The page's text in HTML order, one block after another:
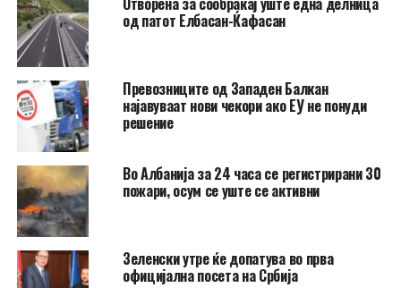
од патот Елбасан-Ќафасан
Превозниците од Западен Балкан
најавуваат нови чекори ако ЕУ не понуди
решение
Во Албанија за 24 часа се регистрирани 30
пожари, осум се уште се активни
Зеленски утре ќе допатува во прва
официјална посета на Србија